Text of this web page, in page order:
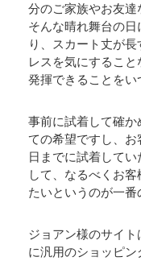
分のご家族やお友達
そんな晴れ舞台の
り、スカート丈が
レスを気にするこ
発揮できることをい
事前に試着して確
ての希望ですし、お
日までに試着して
して、なるべくお
たいというのが一番
ジョアン様のサイ
に汎用のショッピ